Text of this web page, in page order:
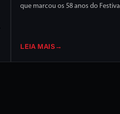
que marcou os 58 anos do Festival
LEIA MAIS →